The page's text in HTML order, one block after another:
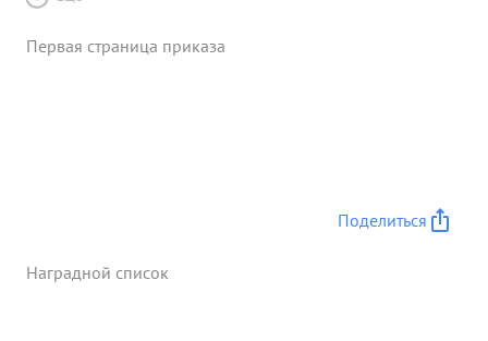
Первая страница приказа
Поделиться
Наградной список